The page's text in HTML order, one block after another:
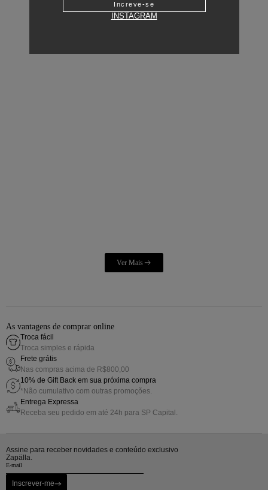
As vantagens de comprar online
Troca fácil
Troca simples e rápida
Frete grátis
Nas compras acima de R$800,00
10% de Gift Back em sua próxima compra
*Não cumulativo com outras promoções.
Entrega Expressa
Receba seu pedido em até 24h para SP Capital.
Assine para receber novidades e conteúdo exclusivo
Zapälla.
Inscrever-me
Increve-se
INSTAGRAM